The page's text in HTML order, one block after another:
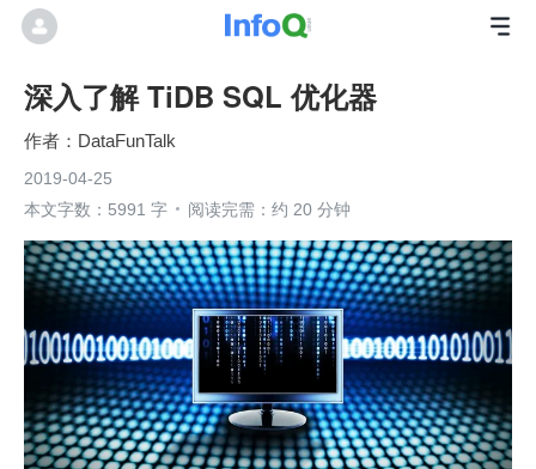
深入了解 TiDB SQL 优化器
DataFunTalk
2019-04-25
本文字数：5991 字
阅读完需：约 20 分钟